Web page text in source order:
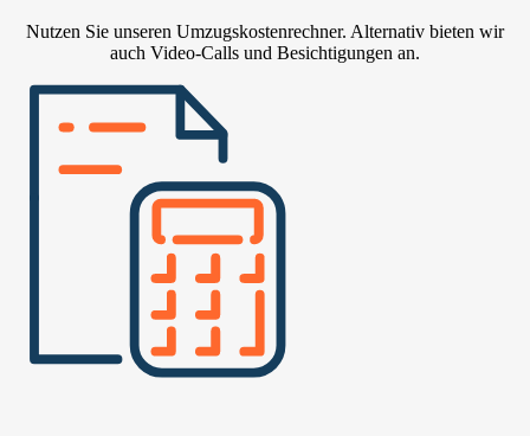
Nutzen Sie unseren Umzugskostenrechner. Alternativ bieten wir
auch Video-Calls und Besichtigungen an.